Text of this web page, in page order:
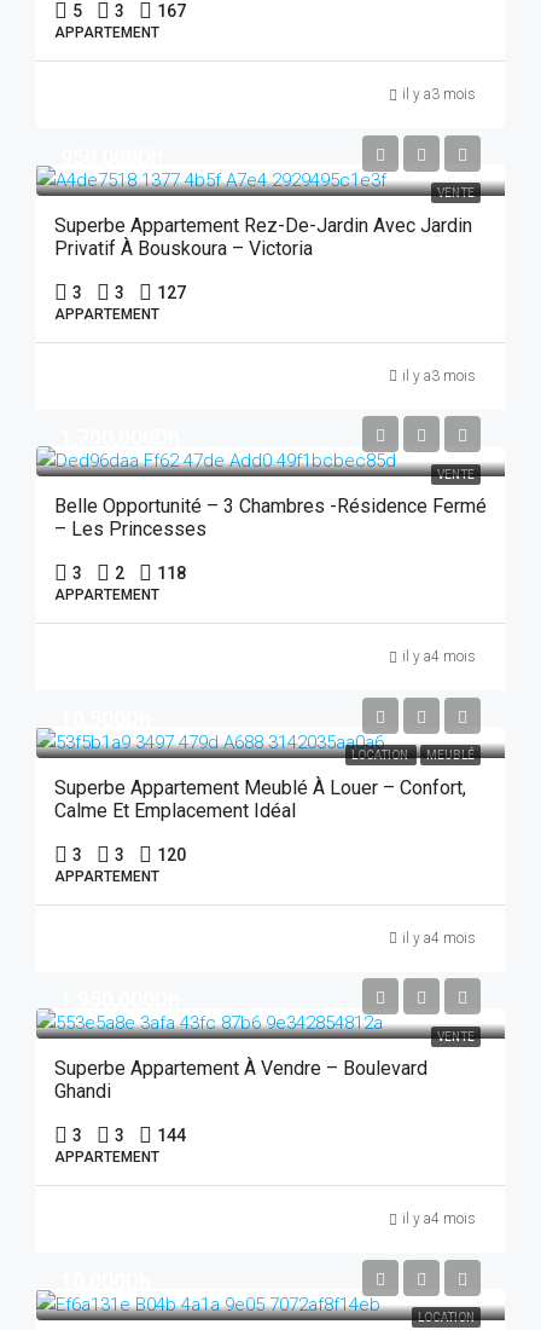
5 3 167
APPARTEMENT
il y a3 mois
VENTE
Superbe Appartement Rez-De-Jardin Avec Jardin
Privatif À Bouskoura – Victoria
3 3 127
APPARTEMENT
il y a3 mois
VENTE
Belle Opportunité – 3 Chambres -Résidence Fermé
– Les Princesses
3 2 118
APPARTEMENT
il y a4 mois
LOCATION MEUBLÉ
Superbe Appartement Meublé À Louer – Confort,
Calme Et Emplacement Idéal
3 3 120
APPARTEMENT
il y a4 mois
VENTE
Superbe Appartement À Vendre – Boulevard
Ghandi
3 3 144
APPARTEMENT
il y a4 mois
LOCATION